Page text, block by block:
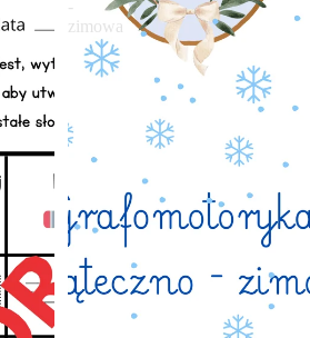
-
zimowa